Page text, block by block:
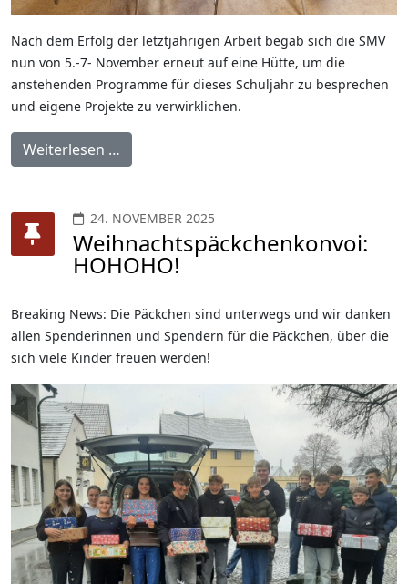
Nach dem Erfolg der letztjährigen Arbeit begab sich die SMV
nun von 5.-7- November erneut auf eine Hütte, um die
anstehenden Programme für dieses Schuljahr zu besprechen
und eigene Projekte zu verwirklichen.
Weiterlesen …
24. NOVEMBER 2025
Weihnachtspäckchenkonvoi:
HOHOHO!
Breaking News: Die Päckchen sind unterwegs und wir danken
allen Spenderinnen und Spendern für die Päckchen, über die
sich viele Kinder freuen werden!